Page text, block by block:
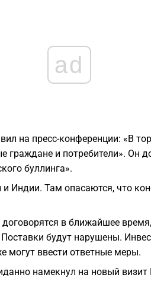
ad
на пресс-конференции: «В
граждане и потребители». Он
буллинга».
и Индии. Там опасаются, что
в ближайшее
будут нарушены.
могут ввести ответные меры.
намекнул на новый